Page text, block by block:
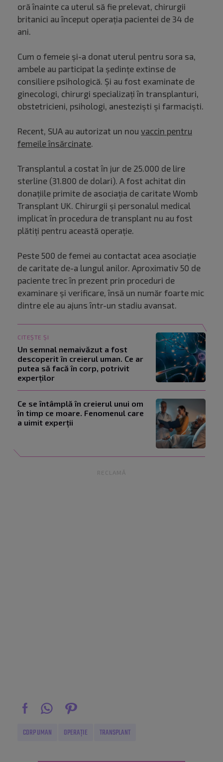
oră înainte ca uterul să fie prelevat, chirurgii
britanici au început operaţia pacientei de 34 de
ani.
Cum o femeie și-a donat uterul pentru sora sa,
ambele au participat la şedinţe extinse de
consiliere psihologică. Și au fost examinate de
ginecologi, chirurgi specializaţi în transplanturi,
obstetricieni, psihologi, anestezişti şi farmacişti.
Recent, SUA au autorizat un nou vaccin pentru
femeile însărcinate.
Transplantul a costat în jur de 25.000 de lire
sterline (31.800 de dolari). A fost achitat din
donaţiile primite de asociaţia de caritate Womb
Transplant UK. Chirurgii şi personalul medical
implicat în procedura de transplant nu au fost
plătiţi pentru această operaţie.
Peste 500 de femei au contactat acea asociaţie
de caritate de-a lungul anilor. Aproximativ 50 de
paciente trec în prezent prin proceduri de
examinare şi verificare, însă un număr foarte mic
dintre ele au ajuns într-un stadiu avansat.
CITEȘTE ȘI
Un semnal nemaivăzut a fost
descoperit în creierul uman. Ce ar
putea să facă în corp, potrivit
experților
Ce se întâmplă în creierul unui om
în timp ce moare. Fenomenul care
a uimit experții
RECLAMĂ
CORP UMAN OPERAȚIE TRANSPLANT